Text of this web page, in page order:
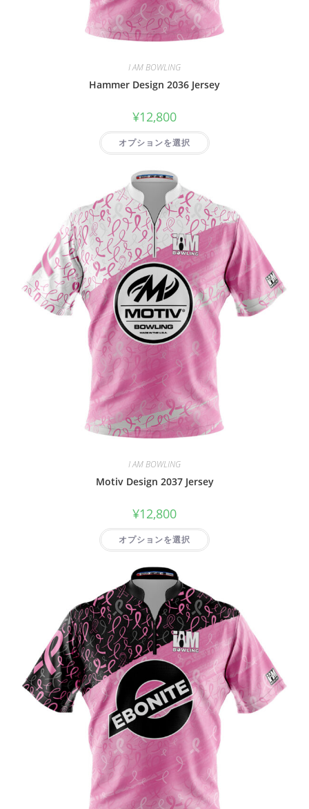
I AM BOWLING
Hammer Design 2036 Jersey
¥12,800
オプションを選択
I AM BOWLING
Motiv Design 2037 Jersey
¥12,800
オプションを選択